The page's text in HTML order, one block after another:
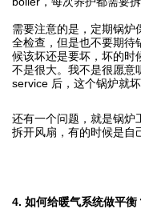
需要注意的是，定期锅炉
全检查，但是也不要期待
候该坏还是要坏，坏的时
不是很大。我不是很愿意
service 后，这个锅炉就坏
还有一个问题，就是锅炉
拆开风扇，有的时候是自
4. 如何给暖气系统做平衡